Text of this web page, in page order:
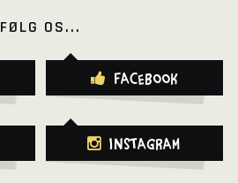
FØLG OS...
Facebook
Instagram